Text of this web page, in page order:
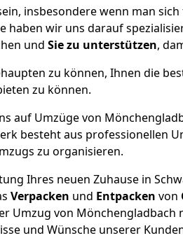
insbesondere wenn man
wir uns darauf
und Sie zu unterstützen,
zu können, Ihnen die
zu können.
auf Umzüge von
besteht aus professionellen
zu organisieren.
Ihres neuen Zuhause in
Verpacken und Entpacken von
Umzug von Mönchengladbach
und Wünsche unserer